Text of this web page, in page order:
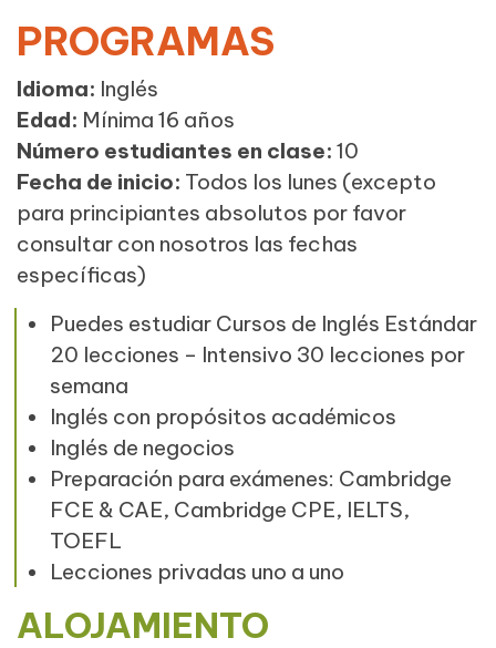
PROGRAMAS
Idioma: Inglés
Edad: Mínima 16 años
Número estudiantes en clase: 10
Fecha de inicio: Todos los lunes (excepto
para principiantes absolutos por favor
consultar con nosotros las fechas
específicas)
Puedes estudiar Cursos de Inglés Estándar
20 lecciones – Intensivo 30 lecciones por
semana
Inglés con propósitos académicos
Inglés de negocios
Preparación para exámenes: Cambridge
FCE & CAE, Cambridge CPE, IELTS,
TOEFL
Lecciones privadas uno a uno
ALOJAMIENTO